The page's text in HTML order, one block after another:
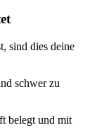
sind dies deine
schwer zu
belegt und mit